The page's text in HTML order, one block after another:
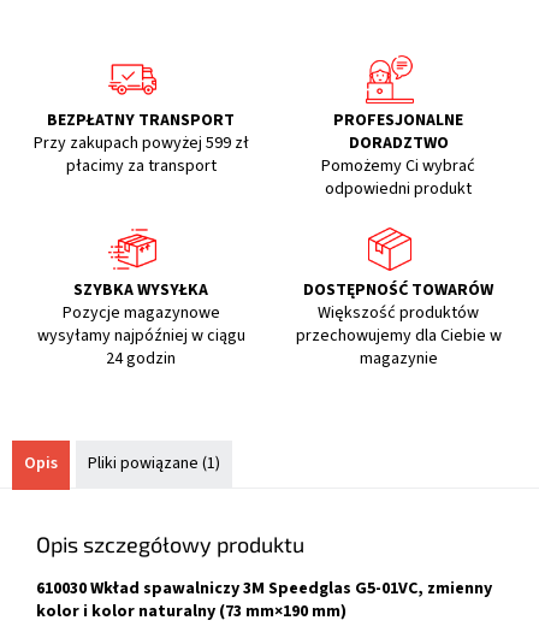
BEZPŁATNY TRANSPORT
Przy zakupach powyżej 599 zł
płacimy za transport
PROFESJONALNE
DORADZTWO
Pomożemy Ci wybrać
odpowiedni produkt
SZYBKA WYSYŁKA
Pozycje magazynowe
wysyłamy najpóźniej w ciągu
24 godzin
DOSTĘPNOŚĆ TOWARÓW
Większość produktów
przechowujemy dla Ciebie w
magazynie
Opis Pliki powiązane (1)
Opis szczegółowy produktu
610030 Wkład spawalniczy 3M Speedglas G5-01VC, zmienny
kolor i kolor naturalny (73 mm×190 mm)